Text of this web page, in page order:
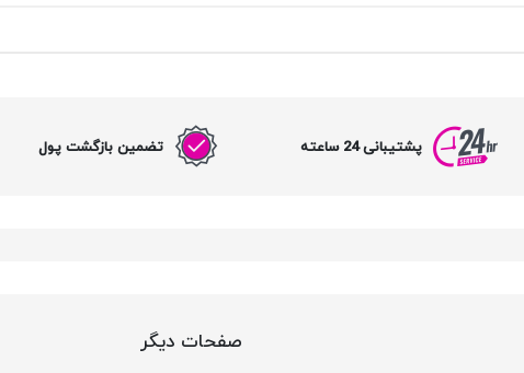
پشتیبانی 24 ساعته تضمین بازگشت پول
صفحات دیگر